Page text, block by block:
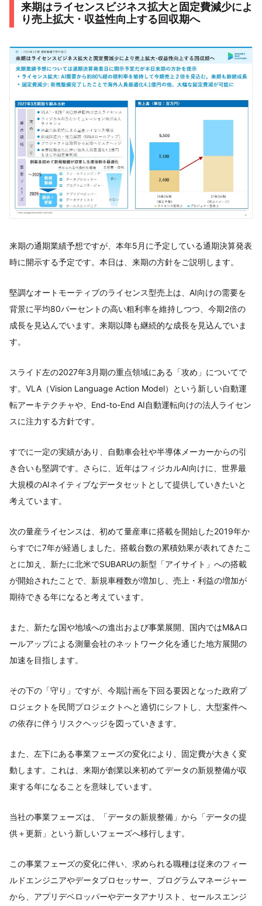
来期はライセンスビジネス拡大と固定費減少によ
り売上拡大・収益性向上する回収期へ
来期の通期業績予想ですが、本年5月に予定している通期決算発表
時に開示する予定です。本日は、来期の方針をご説明します。
堅調なオートモーティブのライセンス型売上は、AI向けの需要を
背景に平均80パーセントの高い粗利率を維持しつつ、今期2倍の
成長を見込んでいます。来期以降も継続的な成長を見込んでいま
す。
スライド左の2027年3月期の重点領域にある「攻め」についてで
す。VLA（Vision Language Action Model）という新しい自動運
転アーキテクチャや、End-to-End AI自動運転向けの法人ライセン
スに注力する方針です。
すでに一定の実績があり、自動車会社や半導体メーカーからの引
き合いも堅調です。さらに、近年はフィジカルAI向けに、世界最
大規模のAIネイティブなデータセットとして提供していきたいと
考えています。
次の量産ライセンスは、初めて量産車に搭載を開始した2019年か
らすでに7年が経過しました。搭載台数の累積効果が表れてきたこ
とに加え、新たに北米でSUBARUの新型「アイサイト」への搭載
が開始されたことで、新規車種数が増加し、売上・利益の増加が
期待できる年になると考えています。
また、新たな国や地域への進出および事業展開、国内ではM&Aロ
ールアップによる測量会社のネットワーク化を通じた地方展開の
加速を目指します。
その下の「守り」ですが、今期計画を下回る要因となった政府プ
ロジェクトを民間プロジェクトへと適切にシフトし、大型案件へ
の依存に伴うリスクヘッジを図っていきます。
また、左下にある事業フェーズの変化により、固定費が大きく変
動します。これは、来期が創業以来初めてデータの新規整備が収
束する年になることを意味しています。
当社の事業フェーズは、「データの新規整備」から「データの提
供＋更新」という新しいフェーズへ移行します。
この事業フェーズの変化に伴い、求められる職種は従来のフィー
ルドエンジニアやデータプロセッサー、プログラムマネージャー
から、アプリデベロッパーやデータアナリスト、セールスエンジ